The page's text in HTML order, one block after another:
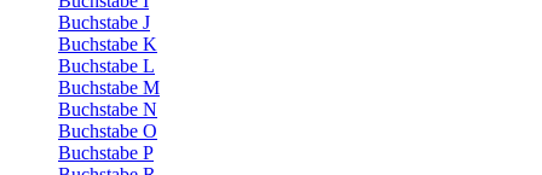
Buchstabe J
Buchstabe K
Buchstabe L
Buchstabe M
Buchstabe N
Buchstabe O
Buchstabe P